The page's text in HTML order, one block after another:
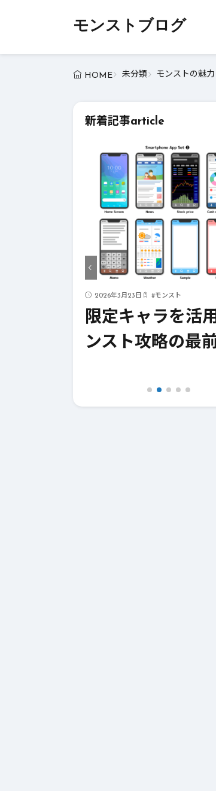
モンストブログ
HOME 未分類 モンストの魅
新着記事article
2026年3月23日 #モンスト
限定キャラを活
ンスト攻略の最